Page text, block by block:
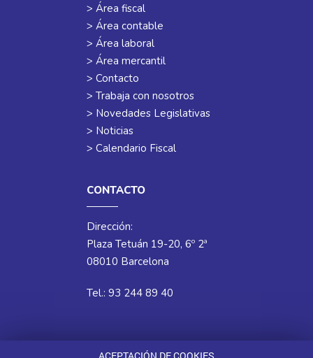
> Área fiscal
> Área contable
> Área laboral
> Área mercantil
> Contacto
> Trabaja con nosotros
> Novedades Legislativas
> Noticias
> Calendario Fiscal
CONTACTO
Dirección:
Plaza Tetuán 19-20, 6º 2ª
08010 Barcelona
Tel.: 93 244 89 40